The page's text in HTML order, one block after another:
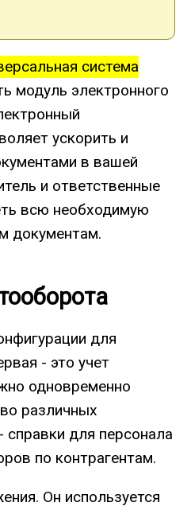
система
модуль электронного
ускорить и
в вашей
и ответственные
всю необходимую
документам.
для
- это учет
одновременно
различных
для персонала
по контрагентам.
Он используется